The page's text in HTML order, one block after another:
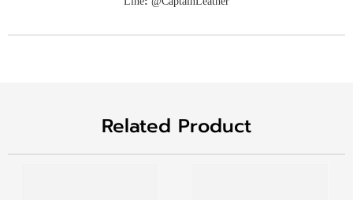
Related Product